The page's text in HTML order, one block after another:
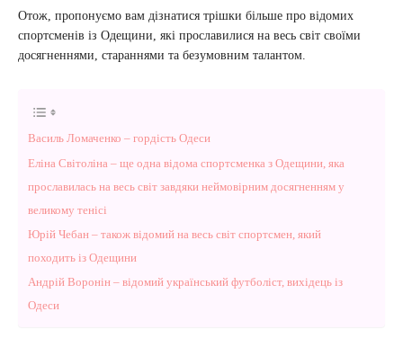
Отож, пропонуємо вам дізнатися трішки більше про відомих
спортсменів із Одещини, які прославилися на весь світ своїми
досягненнями, стараннями та безумовним талантом.
Василь Ломаченко – гордість Одеси
Еліна Світоліна – ще одна відома спортсменка з Одещини, яка
прославилась на весь світ завдяки неймовірним досягненням у
великому тенісі
Юрій Чебан – також відомий на весь світ спортсмен, який
походить із Одещини
Андрій Воронін – відомий український футболіст, вихідець із
Одеси